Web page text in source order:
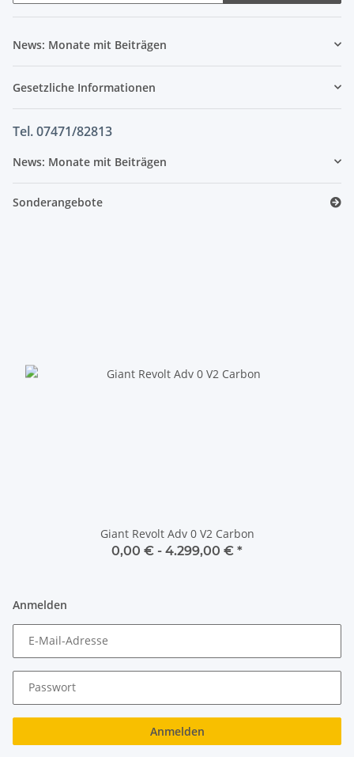
News: Monate mit Beiträgen
Gesetzliche Informationen
Tel. 07471/82813
News: Monate mit Beiträgen
Sonderangebote
Giant Revolt Adv 0 V2 Carbon
0,00 € - 4.299,00 € *
Anmelden
E-Mail-Adresse
Passwort
Anmelden